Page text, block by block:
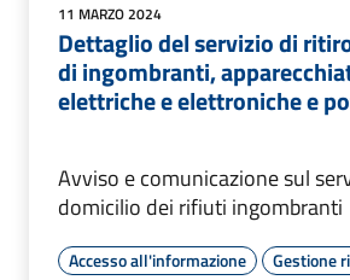
11 MARZO 2024
Dettaglio del servizio di
di ingombranti,
elettriche e elettroniche e
Avviso e comunicazione sul
domicilio dei rifiuti ingombranti
Accesso all'informazione Gestione